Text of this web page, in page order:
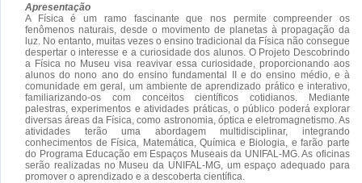
Apresentação
A Física é um ramo fascinante que nos permite compreender os
fenômenos naturais, desde o movimento de planetas à propagação da
luz. No entanto, muitas vezes o ensino tradicional da Física não consegue
despertar o interesse e a curiosidade dos alunos. O Projeto Descobrindo
a Física no Museu visa reavivar essa curiosidade, proporcionando aos
alunos do nono ano do ensino fundamental II e do ensino médio, e à
comunidade em geral, um ambiente de aprendizado prático e interativo,
familiarizando-os com conceitos científicos cotidianos. Mediante
palestras, experimentos e atividades práticas, o público poderá explorar
diversas áreas da Física, como astronomia, óptica e eletromagnetismo. As
atividades terão uma abordagem multidisciplinar, integrando
conhecimentos de Física, Matemática, Química e Biologia, e farão parte
do Programa Educação em Espaços Museais da UNIFAL-MG. As oficinas
serão realizadas no Museu da UNIFAL-MG, um espaço adequado para
promover o aprendizado e a descoberta científica.